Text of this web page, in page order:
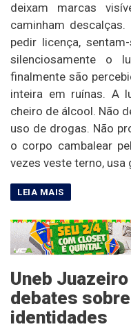
deixam marcas
caminham
pedir licença,
silenciosamente o
finalmente são
inteira em ruínas. A
cheiro de álcool. Não
uso de drogas. Não
o corpo cambalear
vezes veste terno, usa
Uneb
debates
identidades